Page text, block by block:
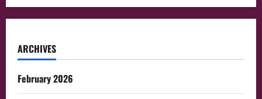
ARCHIVES
February 2026